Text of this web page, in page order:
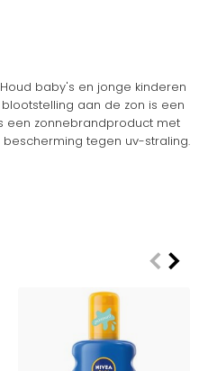
baby's en jonge kinderen
aan de zon is een
een zonnebrandproduct met
tegen uv-straling.